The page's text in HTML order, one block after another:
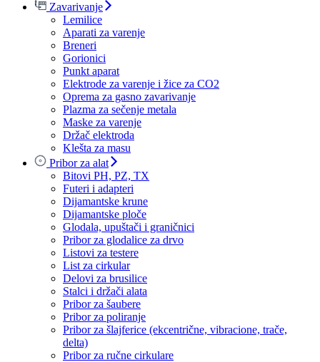
Zavarivanje
Lemilice
Aparati za varenje
Breneri
Gorionici
Punkt aparat
Elektrode za varenje i žice za CO2
Oprema za gasno zavarivanje
Plazma za sečenje metala
Maske za varenje
Držač elektroda
Klešta za masu
Pribor za alat
Bitovi PH, PZ, TX
Futeri i adapteri
Dijamantske krune
Dijamantske ploče
Glodala, upuštači i graničnici
Pribor za glodalice za drvo
Listovi za testere
List za cirkular
Delovi za brusilice
Stalci i držači alata
Pribor za šaubere
Pribor za poliranje
Pribor za šlajferice (ekcentrične, vibracione, trače,
delta)
Pribor za ručne cirkulare